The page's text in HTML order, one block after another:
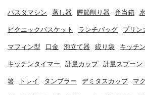
パスタマシン 蒸し器 鰹節削り器 弁当箱
ピクニックバスケット ランチバッグ プリン
マフィン型 口金 泡立て器 絞り袋 キッチ
キッチンタイマー 計量カップ 計量スプーン
箸 トレイ タンブラー デミタスカップ マ